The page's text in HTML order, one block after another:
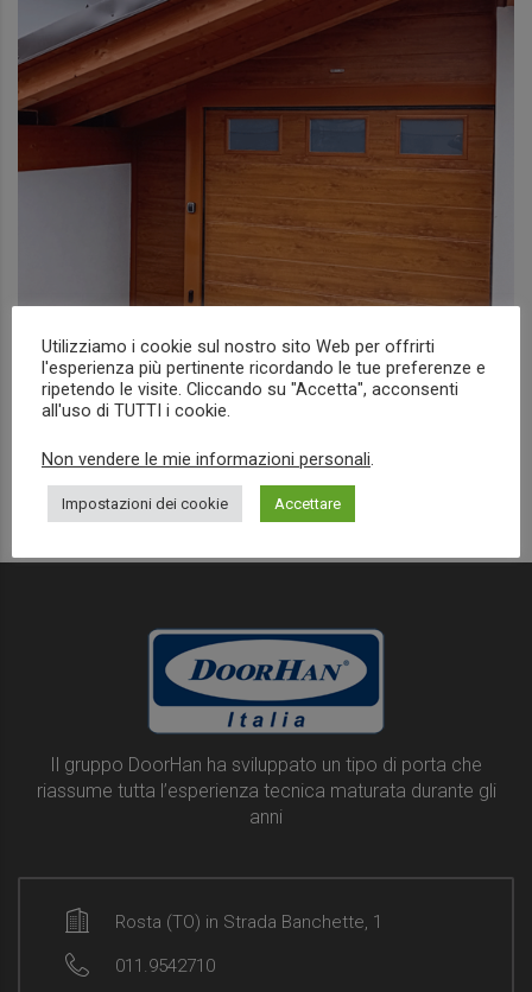
portoni sezionali residenziali Valle
d’Aosta
NEWS
Read more
Il gruppo DoorHan ha sviluppato un tipo di porta che
riassume tutta l’esperienza tecnica maturata durante gli
anni
Rosta (TO) in Strada Banchette, 1
011.9542710
Utilizziamo i cookie sul nostro sito Web per offrirti
l'esperienza più pertinente ricordando le tue preferenze e
ripetendo le visite. Cliccando su "Accetta", acconsenti
all'uso di TUTTI i cookie.
Non vendere le mie informazioni personali
Impostazioni dei cookie Accettare